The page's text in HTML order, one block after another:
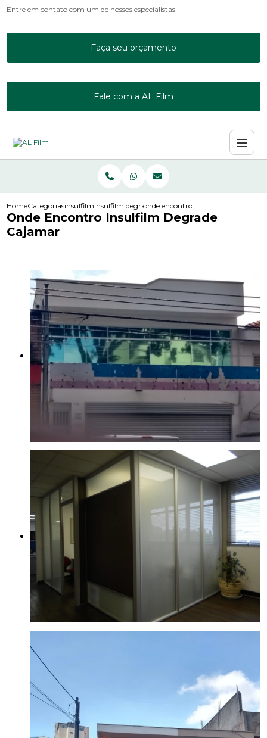
Entre em contato com um de nossos especialistas!
Faça seu orçamento
Fale com a AL Film
HomeCategoriasinsulfilminsulfilm degradeonde encontro insulfilm degrade
Onde Encontro Insulfilm Degrade
Cajamar